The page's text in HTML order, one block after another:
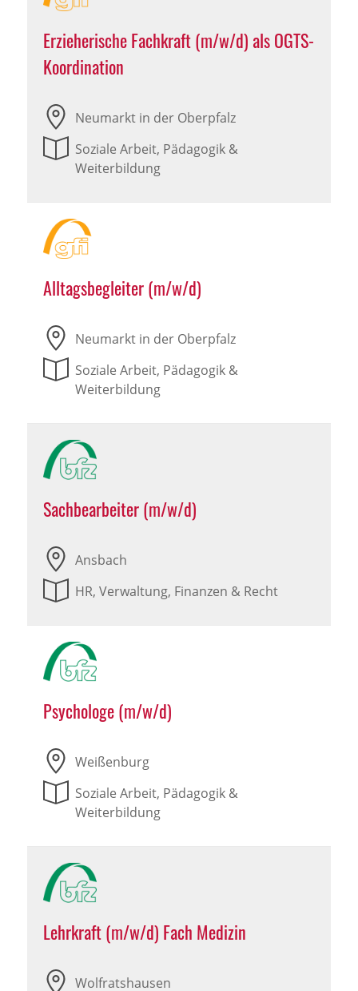
Erzieherische Fachkraft (m/w/d) als OGTS-
Koordination
Neumarkt in der Oberpfalz
Soziale Arbeit, Pädagogik &
Weiterbildung
Alltagsbegleiter (m/w/d)
Neumarkt in der Oberpfalz
Soziale Arbeit, Pädagogik &
Weiterbildung
Sachbearbeiter (m/w/d)
Ansbach
HR, Verwaltung, Finanzen & Recht
Psychologe (m/w/d)
Weißenburg
Soziale Arbeit, Pädagogik &
Weiterbildung
Lehrkraft (m/w/d) Fach Medizin
Wolfratshausen